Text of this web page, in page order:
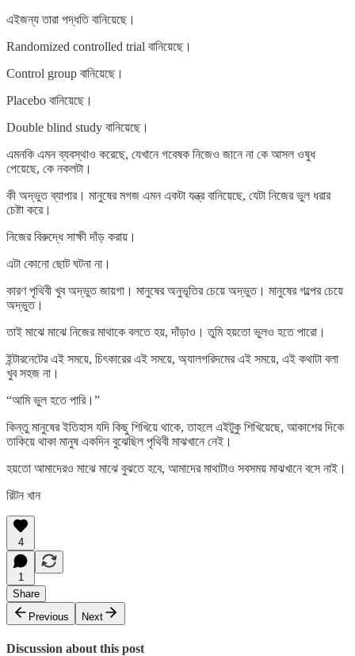
এইজন্য তারা পদ্ধতি বানিয়েছে।
Randomized controlled trial বানিয়েছে।
Control group বানিয়েছে।
Placebo বানিয়েছে।
Double blind study বানিয়েছে।
এমনকি এমন ব্যবস্থাও করেছে, যেখানে গবেষক নিজেও জানে না কে আসল ওষুধ
পেয়েছে, কে নকলটা।
কী অদ্ভুত ব্যাপার। মানুষের মগজ এমন একটা যন্ত্র বানিয়েছে, যেটা নিজের ভুল ধরার
চেষ্টা করে।
নিজের বিরুদ্ধে সাক্ষী দাঁড় করায়।
এটা কোনো ছোট ঘটনা না।
কারণ পৃথিবী খুব অদ্ভুত জায়গা। মানুষের অনুভূতির চেয়ে অদ্ভুত। মানুষের গল্পের চেয়ে
অদ্ভুত।
তাই মাঝে মাঝে নিজের মাথাকে বলতে হয়, দাঁড়াও। তুমি হয়তো ভুলও হতে পারো।
ইন্টারনেটের এই সময়ে, চিৎকারের এই সময়ে, অ্যালগরিদমের এই সময়ে, এই কথাটা বলা
খুব সহজ না।
“আমি ভুল হতে পারি।”
কিন্তু মানুষের ইতিহাস যদি কিছু শিখিয়ে থাকে, তাহলে এইটুকু শিখিয়েছে, আকাশের দিকে
তাকিয়ে থাকা মানুষ একদিন বুঝেছিল পৃথিবী মাঝখানে নেই।
হয়তো আমাদেরও মাঝে মাঝে বুঝতে হবে, আমাদের মাথাটাও সবসময় মাঝখানে বসে নাই।
রিটন খান
4
1
Share
Previous
Next
Discussion about this post